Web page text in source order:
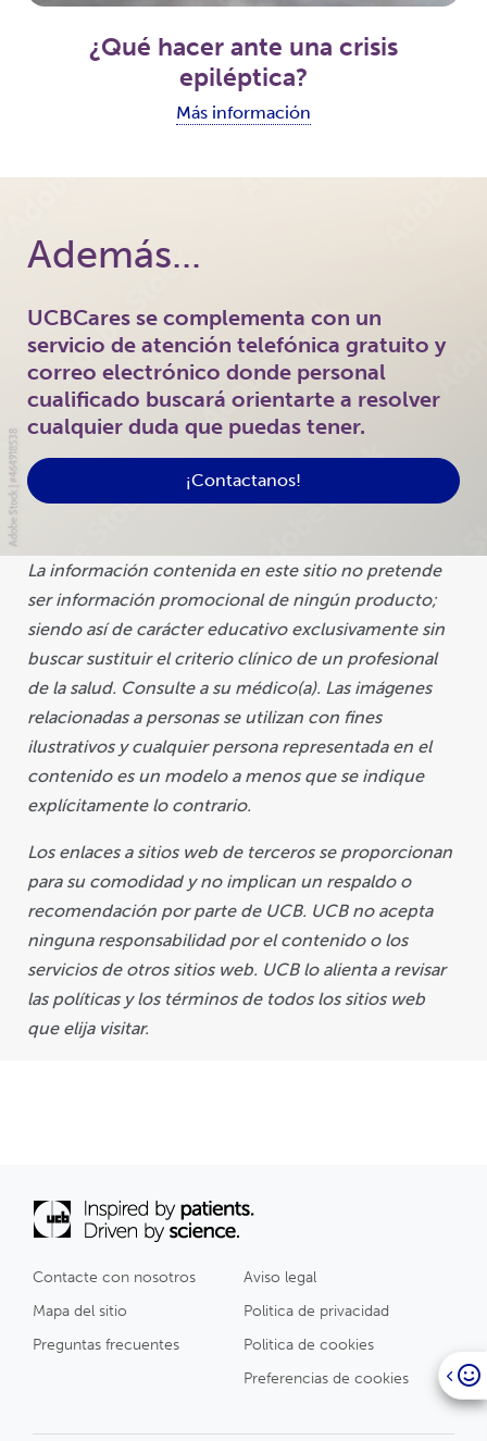
¿Qué hacer ante una crisis
epiléptica?
Más información
Además...
UCBCares se complementa con un
servicio de atención telefónica gratuito y
correo electrónico donde personal
cualificado buscará orientarte a resolver
cualquier duda que puedas tener.
¡Contactanos!
La información contenida en este sitio no pretende
ser información promocional de ningún producto;
siendo así de carácter educativo exclusivamente sin
buscar sustituir el criterio clínico de un profesional
de la salud. Consulte a su médico(a). Las imágenes
relacionadas a personas se utilizan con fines
ilustrativos y cualquier persona representada en el
contenido es un modelo a menos que se indique
explícitamente lo contrario.
Los enlaces a sitios web de terceros se proporcionan
para su comodidad y no implican un respaldo o
recomendación por parte de UCB. UCB no acepta
ninguna responsabilidad por el contenido o los
servicios de otros sitios web. UCB lo alienta a revisar
las políticas y los términos de todos los sitios web
que elija visitar.
Contacte con nosotros
Mapa del sitio
Preguntas frecuentes
Aviso legal
Politica de privacidad
Politica de cookies
Preferencias de cookies